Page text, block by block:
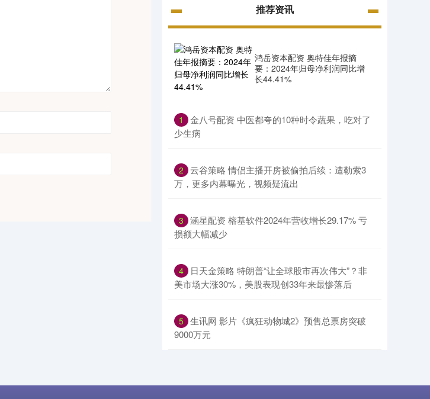
推荐资讯
鸿岳资本配资 奥特佳年报摘
要：2024年归母净利润同比增
长44.41%
1
​金八号配资 中医都夸的10种时令蔬果，吃对了
少生病
2
​云谷策略 情侣主播开房被偷拍后续：遭勒索3
万，更多内幕曝光，视频疑流出
3 ​涵星配资 榕基软件2024年营收增长29.17% 亏
损额大幅减少
4
​日天金策略 特朗普“让全球股市再次伟大”？非
美市场大涨30%，美股表现创33年来最惨落后
5 ​生讯网 影片《疯狂动物城2》预售总票房突破
9000万元